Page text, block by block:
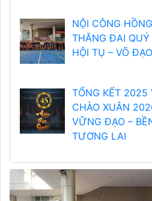
NỘI CÔNG
THĂNG ĐAI QUÝ
HỘI TỤ – VÕ
TỔNG KẾT 2025
CHÀO XUÂN
VỮNG ĐẠO –
TƯƠNG LAI